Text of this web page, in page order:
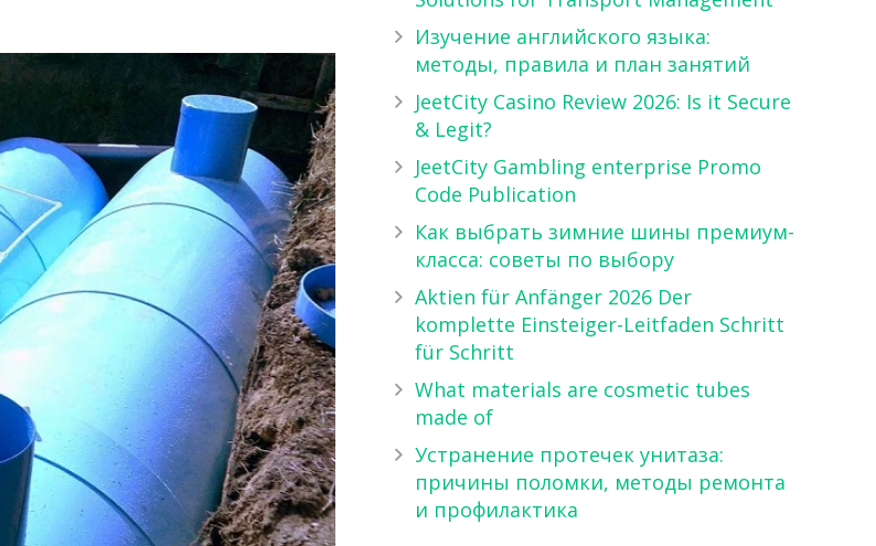
Изучение английского языка:
методы, правила и план занятий
JeetCity Casino Review 2026: Is it Secure
& Legit?
JeetCity Gambling enterprise Promo
Code Publication
Как выбрать зимние шины премиум-
класса: советы по выбору
Aktien für Anfänger 2026 Der
komplette Einsteiger-Leitfaden Schritt
für Schritt
What materials are cosmetic tubes
made of
Устранение протечек унитаза:
причины поломки, методы ремонта
и профилактика